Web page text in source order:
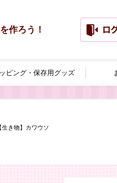
作ろう！
ピング・ 保存用グッズ
生き物】カワウソ